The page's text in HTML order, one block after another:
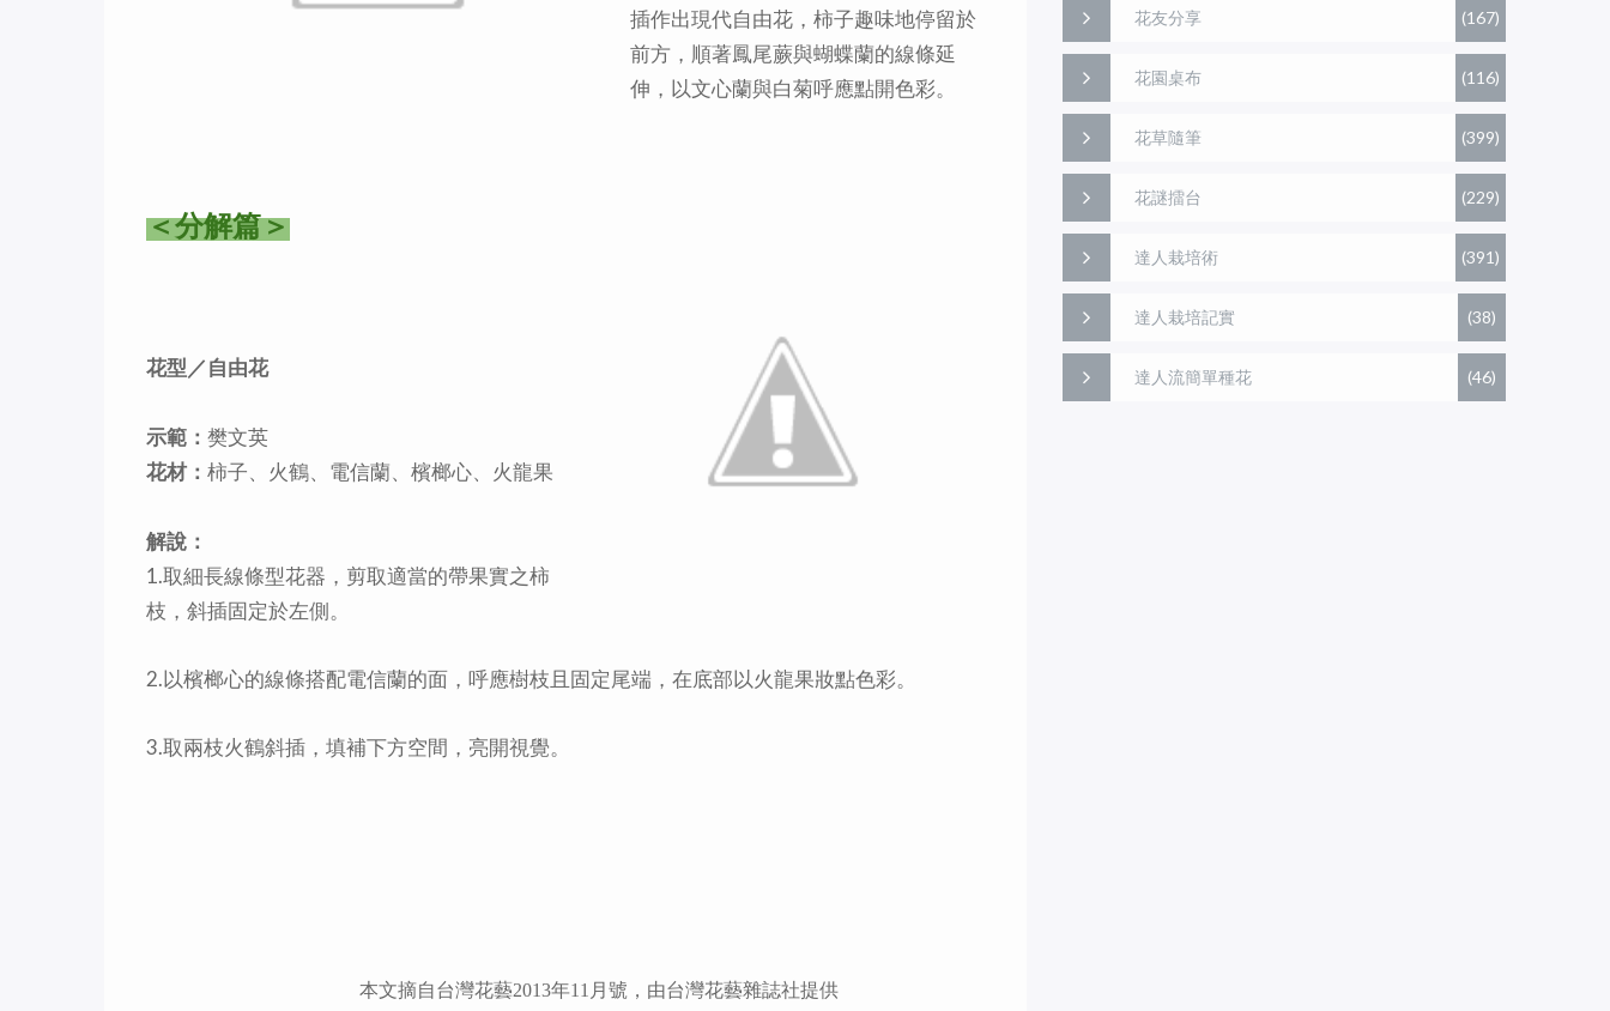
插作出現代自由花，柿子趣味地停留於
前方，順著鳳尾蕨與蝴蝶蘭的線條延
伸，以文心蘭與白菊呼應點開色彩。
＜分解篇＞
花型／自由花
示範： 樊文英
花材： 柿子、火鶴、電信蘭、檳榔心、火龍果
解說：
1.取細長線條型花器，剪取適當的帶果實之柿
枝，斜插固定於左側。
2. 以檳榔心的線條搭配電信蘭的面，呼應樹枝且固定尾端，在底部以火龍果妝點色彩。
3.取兩枝火鶴斜插，填補下方空間，亮開視覺。
本文摘自台灣花藝2013年11月號，由台灣花藝雜誌社提供
花友分享 (167)
花園桌布 (116)
花草隨筆 (399)
花謎擂台 (229)
達人栽培術 (391)
達人栽培記實 (38)
達人流簡單種花 (46)